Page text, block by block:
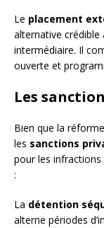
Le placement
alternative crédible
intermédiaire. Il
ouverte et
Les
Bien que la
les sanctions
pour les infractions
:
La détention
alterne périodes